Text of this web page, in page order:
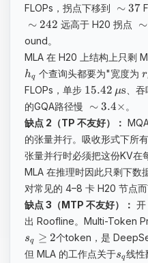
FLOPs，拐点下移到
∼ 37
∼ 242 远高于 H20 拐点 ∼
ound。
MLA 在 H20 上结构上只剩
hq 个查询头都要为"宽度为 r
FLOPs，单步 ​15.42 μs 、
的GQA路径慢
∼ 3.4× 。
缺点 2（TP 不友好）：
的张量并行。吸收形式下所
张量并行时必须把这份KV在
MLA 在推理时因此只剩下
对常见的 4–8 卡 H20 节点而
缺点 3（MTP 不友好）： 开
出 Roofline。Multi-Token
sq ≥ 2个token，是
但 MLA 的工作点关于sq线